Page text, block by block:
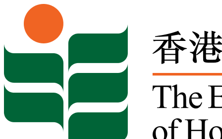
Skip to content